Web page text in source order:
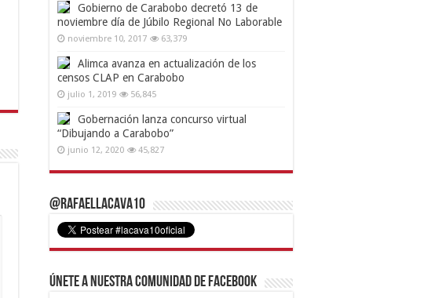
Gobierno de Carabobo decretó 13 de
noviembre día de Júbilo Regional No Laborable
noviembre 10, 2017 63,379
Alimca avanza en actualización de los
censos CLAP en Carabobo
julio 1, 2019 56,845
Gobernación lanza concurso virtual
“Dibujando a Carabobo”
junio 12, 2020 45,827
@RafaelLacava10
Únete a nuestra comunidad de Facebook